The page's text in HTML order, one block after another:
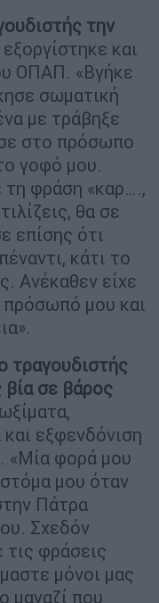
την
και
ΟΠΑΠ. «Βγήκε
σωματική
με τράβηξε
στο πρόσωπο
γοφό μου.
τη φράση «καρ….,
θα σε
επίσης ότι
κάτι το
Ανέκαθεν είχε
πρόσωπό μου και
τραγουδιστής
βία σε βάρος
εξφενδόνιση
«Μία φορά μου
μου όταν
Πάτρα
Σχεδόν
τις φράσεις
μόνοι μας
μαγαζί που